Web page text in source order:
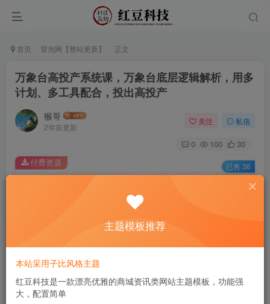
首页 冒泡网【整站更新】 正文
万象台高投产系统课，万象台底层逻辑解析，用多
计划、多工具配合，投出高投产
猴哥
2年前更新
关注 私信
0 100 30
此内容为付费资源，请付费后查看
￥9.9
您当前未登录！建议登陆后购买，可保存购买订单
付费资源 已售 36
主题模板推荐
本站采用子比风格主题
红豆科技是一款漂亮优雅的商城资讯类网站主题模板，功能强
大，配置简单